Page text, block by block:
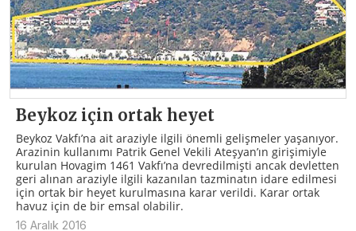
Beykoz için ortak heyet
Beykoz Vakfı’na ait araziyle ilgili önemli gelişmeler yaşanıyor.
Arazinin kullanımı Patrik Genel Vekili Ateşyan’ın girişimiyle
kurulan Hovagim 1461 Vakfı’na devredilmişti ancak devletten
geri alınan araziyle ilgili kazanılan tazminatın idare edilmesi
için ortak bir heyet kurulmasına karar verildi. Karar ortak
havuz için de bir emsal olabilir.
16 Aralık 2016